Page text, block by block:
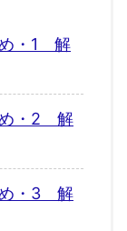
・1 解
め・2 解
め・3 解